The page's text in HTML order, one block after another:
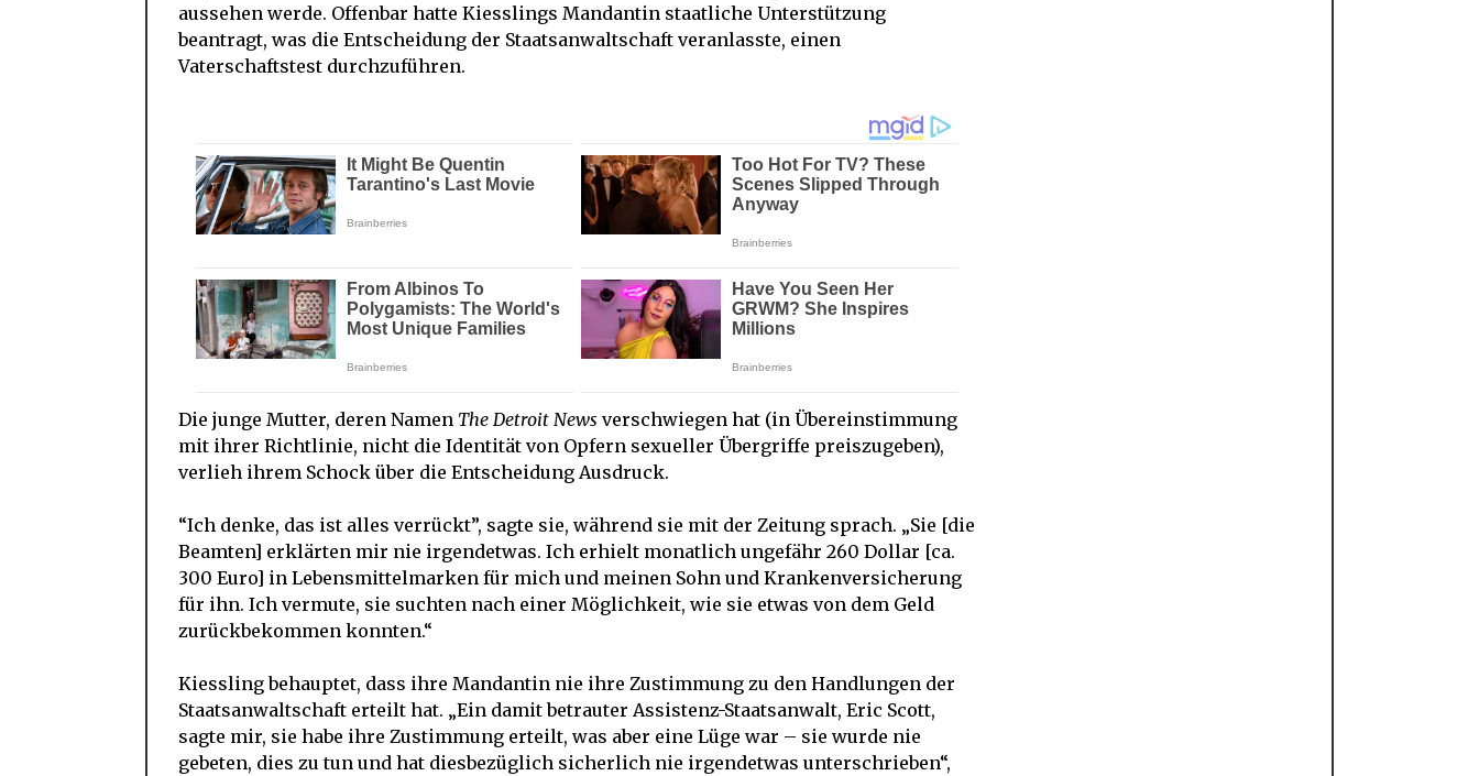
aussehen werde. Offenbar hatte Kiesslings Mandantin staatliche Unterstützung
beantragt, was die Entscheidung der Staatsanwaltschaft veranlasste, einen
Vaterschaftstest durchzuführen.
Die junge Mutter, deren Namen The Detroit News verschwiegen hat (in Übereinstimmung
mit ihrer Richtlinie, nicht die Identität von Opfern sexueller Übergriffe preiszugeben),
verlieh ihrem Schock über die Entscheidung Ausdruck.
“Ich denke, das ist alles verrückt”, sagte sie, während sie mit der Zeitung sprach. „Sie [die
Beamten] erklärten mir nie irgendetwas. Ich erhielt monatlich ungefähr 260 Dollar [ca.
300 Euro] in Lebensmittelmarken für mich und meinen Sohn und Krankenversicherung
für ihn. Ich vermute, sie suchten nach einer Möglichkeit, wie sie etwas von dem Geld
zurückbekommen konnten.“
Kiessling behauptet, dass ihre Mandantin nie ihre Zustimmung zu den Handlungen der
Staatsanwaltschaft erteilt hat. „Ein damit betrauter Assistenz-Staatsanwalt, Eric Scott,
sagte mir, sie habe ihre Zustimmung erteilt, was aber eine Lüge war – sie wurde nie
gebeten, dies zu tun und hat diesbezüglich sicherlich nie irgendetwas unterschrieben“,